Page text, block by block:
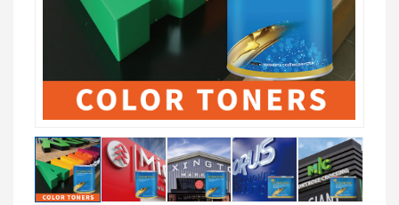
日本語
한국어
بالعربية
فارسی